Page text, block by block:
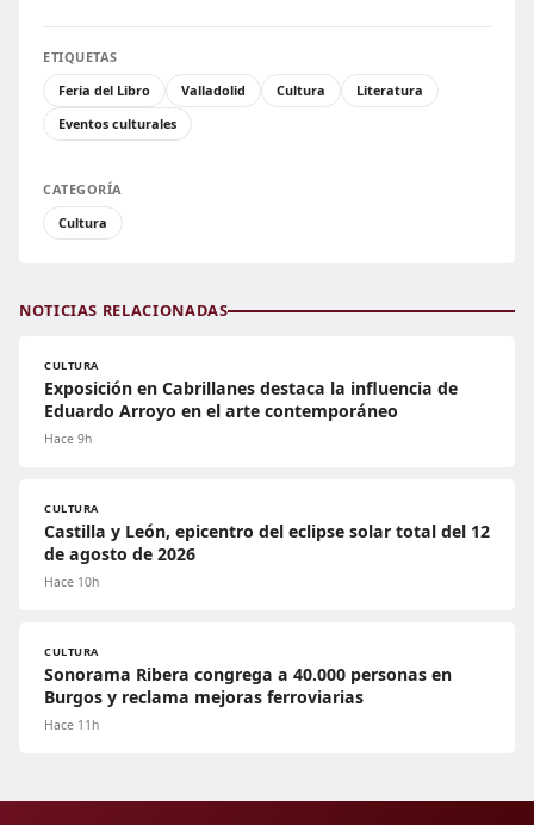
ETIQUETAS
Feria del Libro
Valladolid Cultura
Literatura
Eventos culturales
CATEGORÍA
Cultura
NOTICIAS RELACIONADAS
CULTURA
Exposición en Cabrillanes destaca la influencia de
Eduardo Arroyo en el arte contemporáneo
Hace 9h
CULTURA
Castilla y León, epicentro del eclipse solar total del 12
de agosto de 2026
Hace 10h
CULTURA
Sonorama Ribera congrega a 40.000 personas en
Burgos y reclama mejoras ferroviarias
Hace 11h